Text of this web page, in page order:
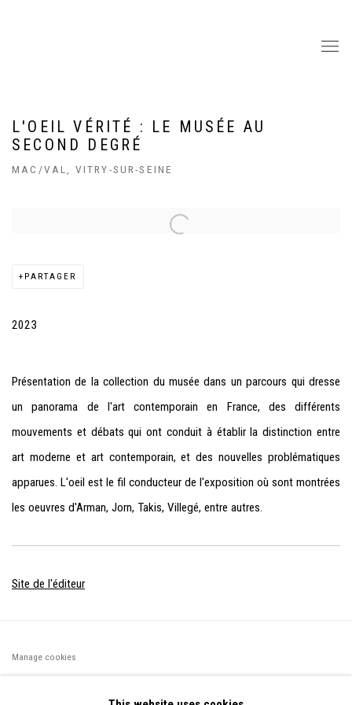
L'OEIL VÉRITÉ : LE MUSÉE AU
SECOND DEGRÉ
MAC/VAL, VITRY-SUR-SEINE
Open a larger version of the following image in a popup:
PARTAGER
2023
Présentation de la collection du musée dans un parcours qui dresse
un panorama de l'art contemporain en France, des différents
mouvements et débats qui ont conduit à établir la distinction entre
art moderne et art contemporain, et des nouvelles problématiques
apparues. L'oeil est le fil conducteur de l'exposition où sont montrées
les oeuvres d'Arman, Jorn, Takis, Villegé, entre autres.
Site de l'éditeur
Manage cookies